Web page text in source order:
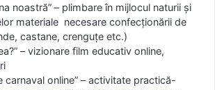
noastră” – plimbare în mijlocul naturii şi
materiale necesare confecţionării de
castane, crenguţe etc.)
– vizionare film educativ online,
carnaval online” – activitate practică-